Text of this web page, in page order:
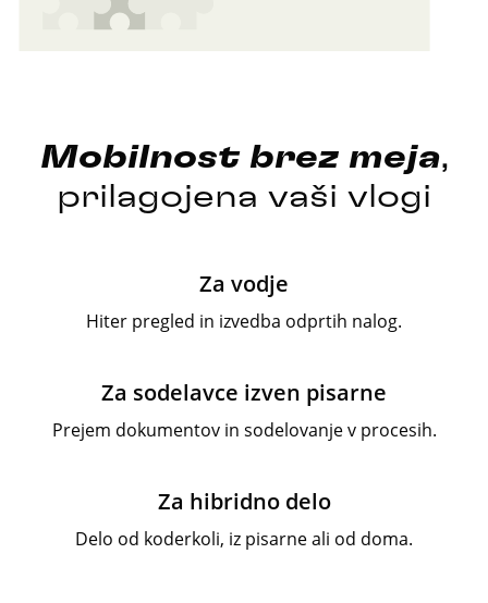
Mobilnost brez meja,
prilagojena vaši vlogi
Za vodje
Hiter pregled in izvedba odprtih nalog.
Za sodelavce izven pisarne
Prejem dokumentov in sodelovanje v procesih.
Za hibridno delo
Delo od koderkoli, iz pisarne ali od doma.